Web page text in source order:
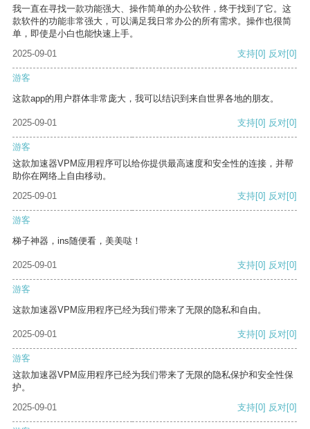
我一直在寻找一款功能强大、操作简单的办公软件，终于找到了它。这
款软件的功能非常强大，可以满足我日常办公的所有需求。操作也很简
单，即使是小白也能快速上手。
2025-09-01
支持[0] 反对[0]
游客
这款app的用户群体非常庞大，我可以结识到来自世界各地的朋友。
2025-09-01 支持[0] 反对[0]
游客
这款加速器VPM应用程序可以给你提供最高速度和安全性的连接，并帮
助你在网络上自由移动。
2025-09-01
支持[0] 反对[0]
游客
梯子神器，ins随便看，美美哒！
2025-09-01 支持[0] 反对[0]
游客
这款加速器VPM应用程序已经为我们带来了无限的隐私和自由。
2025-09-01 支持[0] 反对[0]
游客
这款加速器VPM应用程序已经为我们带来了无限的隐私保护和安全性保
护。
2025-09-01
支持[0] 反对[0]